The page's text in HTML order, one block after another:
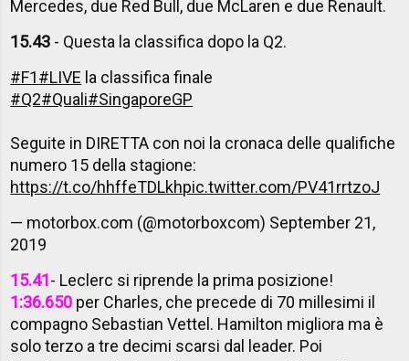
Mercedes, due Red Bull, due McLaren e due Renault.
15.43 - Questa la classifica dopo la Q2.
#F1#LIVE la classifica finale
#Q2#Quali#SingaporeGP
Seguite in DIRETTA con noi la cronaca delle qualifiche
numero 15 della stagione:
https://t.co/hhffeTDLkhpic.twitter.com/PV41rrtzoJ
— motorbox.com (@motorboxcom) September 21,
2019
15.41- Leclerc si riprende la prima posizione!
1:36.650 per Charles, che precede di 70 millesimi il
compagno Sebastian Vettel. Hamilton migliora ma è
solo terzo a tre decimi scarsi dal leader. Poi